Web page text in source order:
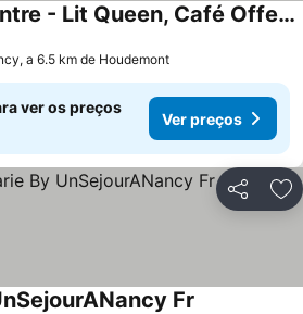
Studio Proche Centre - Lit Queen, Café Offert !
a 6.5 km de Houdemont
ver os preços
Ver preços
Partilhar
Fr